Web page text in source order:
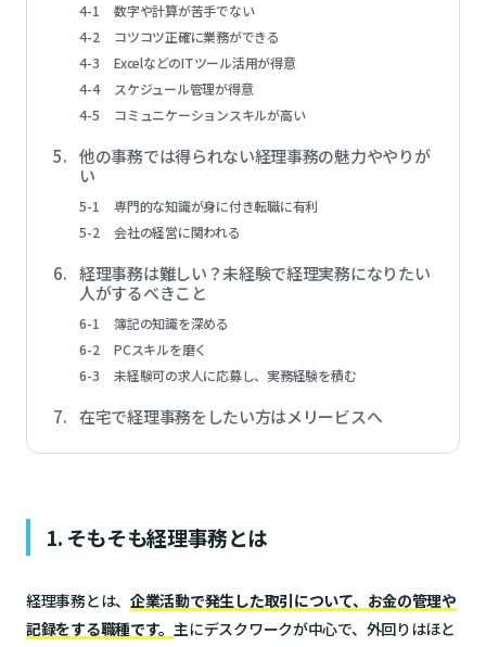
数字や計算が苦手でない
コツコツ正確に業務ができる
ExcelなどのITツール活用が得意
スケジュール管理が得意
コミュニケーションスキルが高い
他の事務では得られない経理事務の魅力ややりが
い
専門的な知識が身に付き転職に有利
会社の経営に関われる
経理事務は難しい？未経験で経理実務になりたい
人がするべきこと
簿記の知識を深める
PCスキルを磨く
未経験可の求人に応募し、実務経験を積む
在宅で経理事務をしたい方はメリービスへ
1. そもそも経理事務とは
経理事務とは、企業活動で発生した取引について、お金の管理や
記録をする職種です。主にデスクワークが中心で、外回りはほと